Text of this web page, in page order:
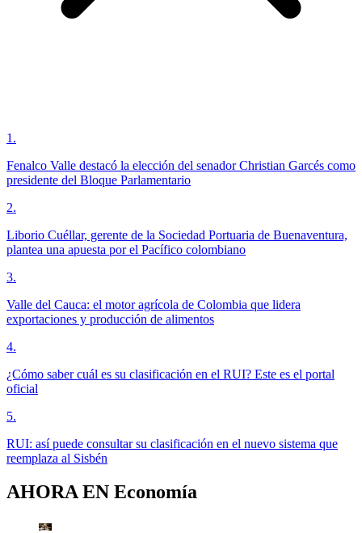
1 .
Fenalco Valle destacó la elección del senador Christian Garcés como
presidente del Bloque Parlamentario
2.
Liborio Cuéllar, gerente de la Sociedad Portuaria de Buenaventura,
plantea una apuesta por el Pacífico colombiano
3.
Valle del Cauca: el motor agrícola de Colombia que lidera
exportaciones y producción de alimentos
4.
¿Cómo saber cuál es su clasificación en el RUI? Este es el portal
oficial
5.
RUI: así puede consultar su clasificación en el nuevo sistema que
reemplaza al Sisbén
AHORA EN Economía